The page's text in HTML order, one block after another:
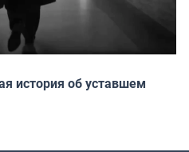
история об уставшем